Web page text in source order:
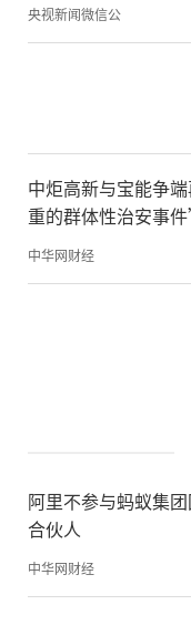
产生关联，而
要通过生产劳
融的基本目的
资料的组合，
进行现值的估
为。金融的基
高，它的风险
十年代和
共同之处，就
央视新闻微信公
中炬高新与宝能争
重的群体性治安事件
中华网财经
阿里不参与蚂蚁集
合伙人
中华网财经